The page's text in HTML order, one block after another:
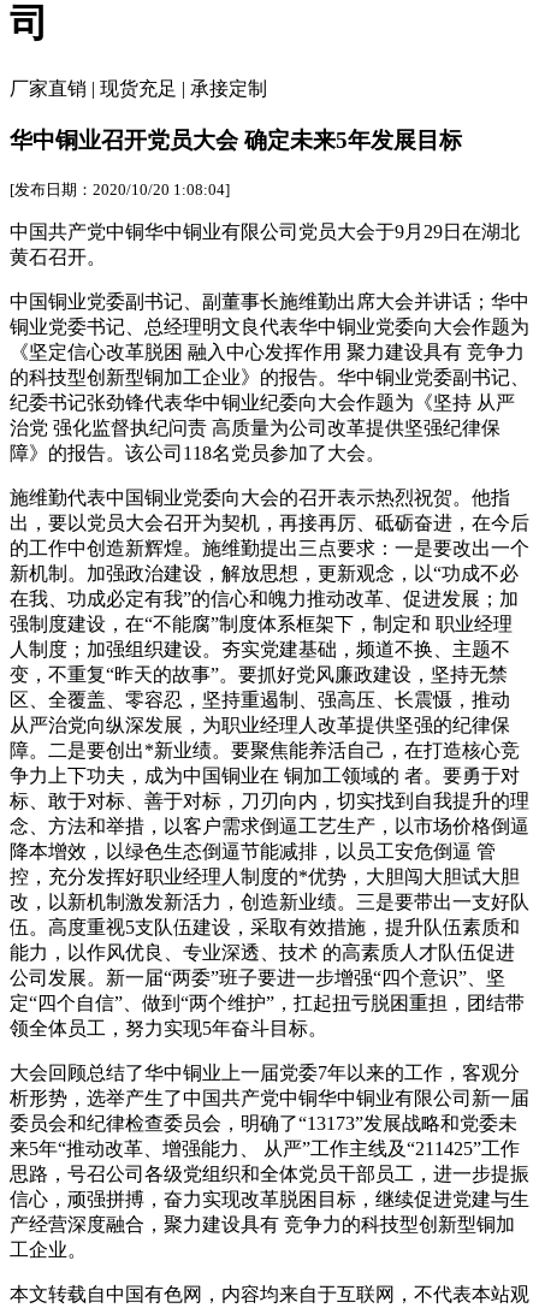
司
厂家直销 | 现货充足 | 承接定制
华中铜业召开党员大会 确定未来5年发展目标
[发布日期：2020/10/20 1:08:04]
中国共产党中铜华中铜业有限公司党员大会于9月29日在湖北
黄石召开。
中国铜业党委副书记、副董事长施维勤出席大会并讲话；华中
铜业党委书记、总经理明文良代表华中铜业党委向大会作题为
《坚定信心改革脱困 融入中心发挥作用 聚力建设具有 竞争力
的科技型创新型铜加工企业》的报告。华中铜业党委副书记、
纪委书记张劲锋代表华中铜业纪委向大会作题为《坚持 从严
治党 强化监督执纪问责 高质量为公司改革提供坚强纪律保
障》的报告。该公司118名党员参加了大会。
施维勤代表中国铜业党委向大会的召开表示热烈祝贺。他指
出，要以党员大会召开为契机，再接再厉、砥砺奋进，在今后
的工作中创造新辉煌。施维勤提出三点要求：一是要改出一个
新机制。加强政治建设，解放思想，更新观念，以“功成不必
在我、功成必定有我”的信心和魄力推动改革、促进发展；加
强制度建设，在“不能腐”制度体系框架下，制定和 职业经理
人制度；加强组织建设。夯实党建基础，频道不换、主题不
变，不重复“昨天的故事”。要抓好党风廉政建设，坚持无禁
区、全覆盖、零容忍，坚持重遏制、强高压、长震慑，推动
从严治党向纵深发展，为职业经理人改革提供坚强的纪律保
障。二是要创出*新业绩。要聚焦能养活自己，在打造核心竞
争力上下功夫，成为中国铜业在 铜加工领域的 者。要勇于对
标、敢于对标、善于对标，刀刃向内，切实找到自我提升的理
念、方法和举措，以客户需求倒逼工艺生产，以市场价格倒逼
降本增效，以绿色生态倒逼节能减排，以员工安危倒逼 管
控，充分发挥好职业经理人制度的*优势，大胆闯大胆试大胆
改，以新机制激发新活力，创造新业绩。三是要带出一支好队
伍。高度重视5支队伍建设，采取有效措施，提升队伍素质和
能力，以作风优良、专业深透、技术 的高素质人才队伍促进
公司发展。新一届“两委”班子要进一步增强“四个意识”、坚
定“四个自信”、做到“两个维护”，扛起扭亏脱困重担，团结带
领全体员工，努力实现5年奋斗目标。
大会回顾总结了华中铜业上一届党委7年以来的工作，客观分
析形势，选举产生了中国共产党中铜华中铜业有限公司新一届
委员会和纪律检查委员会，明确了“13173”发展战略和党委未
来5年“推动改革、增强能力、 从严”工作主线及“211425”工作
思路，号召公司各级党组织和全体党员干部员工，进一步提振
信心，顽强拼搏，奋力实现改革脱困目标，继续促进党建与生
产经营深度融合，聚力建设具有 竞争力的科技型创新型铜加
工企业。
本文转载自中国有色网，内容均来自于互联网，不代表本站观